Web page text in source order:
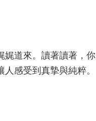
娓道來。讀著讀著，你
感受到真摯與純粹。